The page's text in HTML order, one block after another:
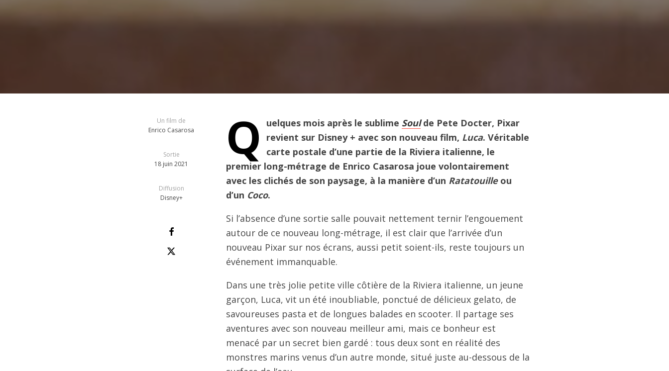
Un film de
Enrico Casarosa
Sortie
18 juin 2021
Diffusion
Disney+
Q uelques mois après le sublime Soulde Pete Docter, Pixar
revient sur Disney + avec son nouveau film, Luca. Véritable
carte postale d’une partie de la Riviera italienne, le
premier long-métrage de Enrico Casarosa joue volontairement
avec les clichés de son paysage, à la manière d’un Ratatouilleou
d’un Coco.
Si l’absence d’une sortie salle pouvait nettement ternir l’engouement
autour de ce nouveau long-métrage, il est clair que l’arrivée d’un
nouveau Pixar sur nos écrans, aussi petit soient-ils, reste toujours un
événement immanquable.
Dans une très jolie petite ville côtière de la Riviera italienne, un jeune
garçon, Luca, vit un été inoubliable, ponctué de délicieux gelato, de
savoureuses pasta et de longues balades en scooter. Il partage ses
aventures avec son nouveau meilleur ami, mais ce bonheur est
menacé par un secret bien gardé : tous deux sont en réalité des
monstres marins venus d’un autre monde, situé juste au-dessous de la